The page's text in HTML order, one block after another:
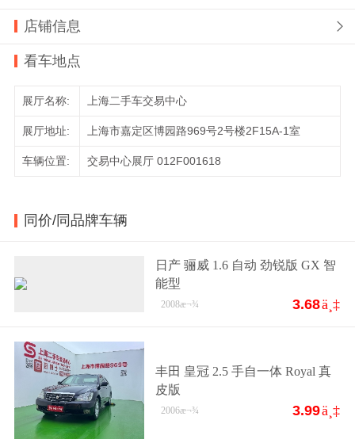
店铺信息 
看车地点
展厅名称: 上海二手车交易中心
展厅地址: 上海市嘉定区博园路969号2号楼2F15A-1室
车辆位置: 交易中心展厅 012F001618
同价/同品牌车辆
日产 骊威 1.6 自动 劲锐版 GX 智
能型
3.68ä¸‡
2008æ¬¾
丰田 皇冠 2.5 手自一体 Royal 真
皮版
3.99ä¸‡
2006æ¬¾